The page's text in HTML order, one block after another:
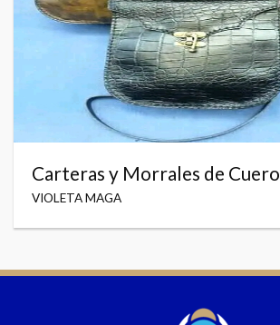
Carteras y Morrales de Cuero
VIOLETA MAGA